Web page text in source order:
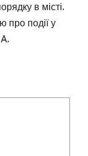
в місті.
про події у
.